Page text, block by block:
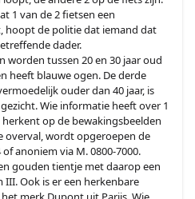
1 van de 2 fietsen een
hoopt de politie dat iemand dat
dader.
worden tussen 20 en 30 jaar oud
heeft blauwe ogen. De derde
ouder dan 40 jaar, is
Wie informatie heeft over 1
op de bewakingsbeelden
overval, wordt opgeroepen de
anoniem via M. 0800-7000.
gouden tientje met daarop een
Ook is er een herkenbare